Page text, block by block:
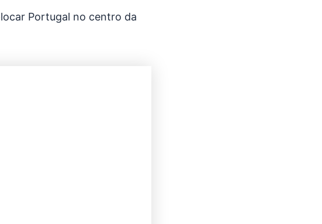
Portugal no centro da